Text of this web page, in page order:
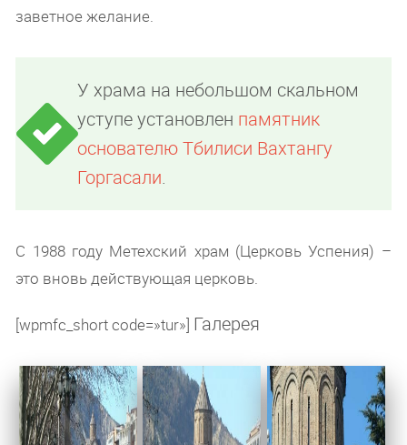
заветное желание.
У храма на небольшом скальном
уступе установлен памятник
основателю Тбилиси Вахтангу
Горгасали.
С 1988 году Метехский храм (Церковь Успения) –
это вновь действующая церковь.
[wpmfc_short code=»tur»] Галерея